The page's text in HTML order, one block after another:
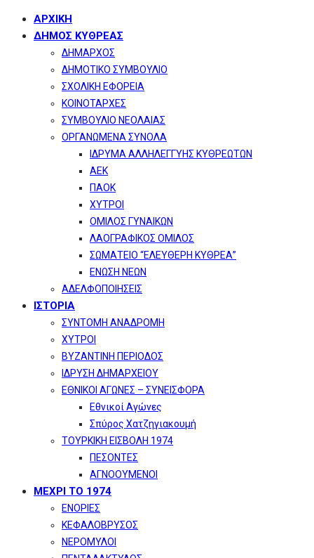
ΑΡΧΙΚΗ
ΔΗΜΟΣ ΚΥΘΡΕΑΣ
ΔΗΜΑΡΧΟΣ
ΔΗΜΟΤΙΚΟ ΣΥΜΒΟΥΛΙΟ
ΣΧΟΛΙΚΗ ΕΦΟΡΕΙΑ
ΚΟΙΝΟΤΑΡΧΕΣ
ΣΥΜΒΟΥΛΙΟ ΝΕΟΛΑΙΑΣ
ΟΡΓΑΝΩΜΕΝΑ ΣΥΝΟΛΑ
ΙΔΡΥΜΑ ΑΛΛΗΛΕΓΓΥΗΣ ΚΥΘΡΕΩΤΩΝ
ΑΕΚ
ΠΑΟΚ
ΧΥΤΡΟΙ
ΟΜΙΛΟΣ ΓΥΝΑΙΚΩΝ
ΛΑΟΓΡΑΦΙΚΟΣ ΟΜΙΛΟΣ
ΣΩΜΑΤΕΙΟ “ΕΛΕΥΘΕΡΗ ΚΥΘΡΕΑ”
ΕΝΩΣΗ ΝΕΩΝ
ΑΔΕΛΦΟΠΟΙΗΣΕΙΣ
ΙΣΤΟΡΙΑ
ΣΥΝΤΟΜΗ ΑΝΑΔΡΟΜΗ
ΧΥΤΡΟΙ
ΒΥΖΑΝΤΙΝΗ ΠΕΡΙΟΔΟΣ
ΙΔΡΥΣΗ ΔΗΜΑΡΧΕΙΟΥ
ΕΘΝΙΚΟΙ ΑΓΩΝΕΣ – ΣΥΝΕΙΣΦΟΡΑ
Εθνικοί Αγώνες
Σπύρος Χατζηγιακουμή
ΤΟΥΡΚΙΚΗ ΕΙΣΒΟΛΗ 1974
ΠΕΣΟΝΤΕΣ
ΑΓΝΟΟΥΜΕΝΟΙ
ΜΕΧΡΙ ΤΟ 1974
ΕΝΟΡΙΕΣ
ΚΕΦΑΛΟΒΡΥΣΟΣ
ΝΕΡΟΜΥΛΟΙ